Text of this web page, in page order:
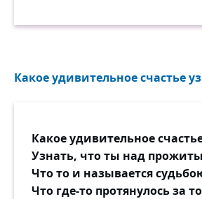
Какое удивительное счастье
Какое удивительное
Узнать, что ты над
Что то и называется
Что где-то протянулось за